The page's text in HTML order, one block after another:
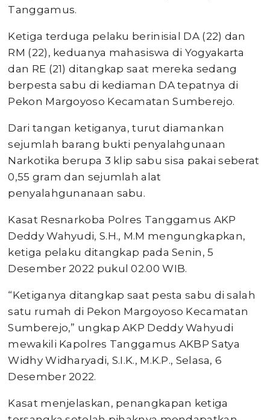
Tanggamus.
Ketiga terduga pelaku berinisial DA (22) dan
RM (22), keduanya mahasiswa di Yogyakarta
dan RE (21) ditangkap saat mereka sedang
berpesta sabu di kediaman DA tepatnya di
Pekon Margoyoso Kecamatan Sumberejo.
Dari tangan ketiganya, turut diamankan
sejumlah barang bukti penyalahgunaan
Narkotika berupa 3 klip sabu sisa pakai seberat
0,55 gram dan sejumlah alat
penyalahgunanaan sabu.
Kasat Resnarkoba Polres Tanggamus AKP
Deddy Wahyudi, S.H., M.M mengungkapkan,
ketiga pelaku ditangkap pada Senin, 5
Desember 2022 pukul 02.00 WIB.
“Ketiganya ditangkap saat pesta sabu di salah
satu rumah di Pekon Margoyoso Kecamatan
Sumberejo,” ungkap AKP Deddy Wahyudi
mewakili Kapolres Tanggamus AKBP Satya
Widhy Widharyadi, S.I.K., M.K.P., Selasa, 6
Desember 2022.
Kasat menjelaskan, penangkapan ketiga